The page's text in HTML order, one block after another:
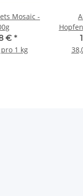
Mosaic -
€ *
1 kg